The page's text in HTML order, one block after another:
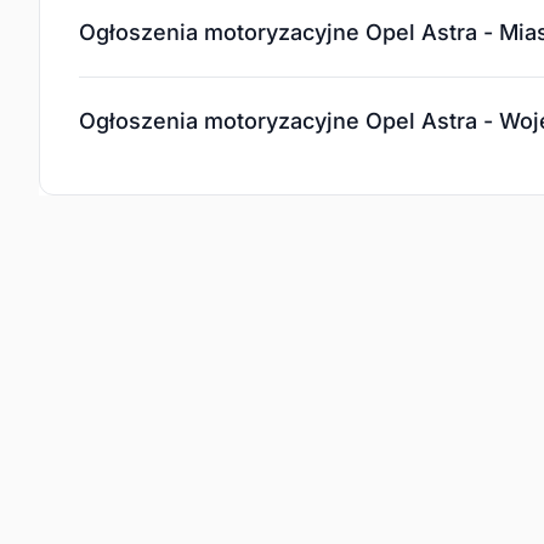
Ogłoszenia motoryzacyjne Opel Astra -
Ogłoszenia motoryzacyjne Opel Astra -